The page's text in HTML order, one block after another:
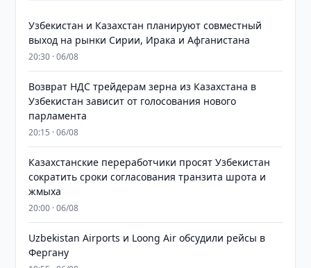
Узбекистан и Казахстан планируют совместный
выход на рынки Сирии, Ирака и Афганистана
20:30 · 06/08
Возврат НДС трейдерам зерна из Казахстана в
Узбекистан зависит от голосования нового
парламента
20:15 · 06/08
Казахстанские переработчики просят Узбекистан
сократить сроки согласования транзита шрота и
жмыха
20:00 · 06/08
Uzbekistan Airports и Loong Air обсудили рейсы в
Фергану